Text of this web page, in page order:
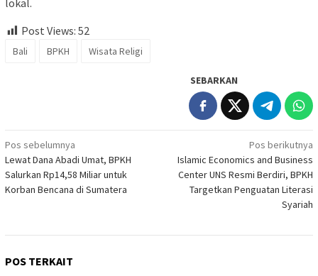
Post Views: 52
Bali BPKH Wisata Religi
SEBARKAN
Navigasi
pos
Pos sebelumnya
Lewat Dana Abadi Umat, BPKH
Salurkan Rp14,58 Miliar untuk
Korban Bencana di Sumatera
Pos berikutnya
Islamic Economics and Business
Center UNS Resmi Berdiri, BPKH
Targetkan Penguatan Literasi
Syariah
POS TERKAIT